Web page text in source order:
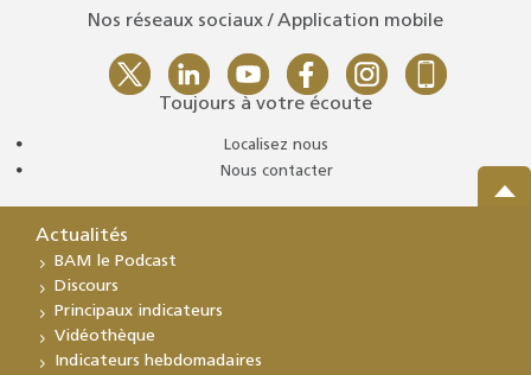
Nos réseaux sociaux / Application mobile
Toujours à votre écoute
Localisez nous
Nous contacter
Actualités
BAM le Podcast
Discours
Principaux indicateurs
Vidéothèque
Indicateurs hebdomadaires